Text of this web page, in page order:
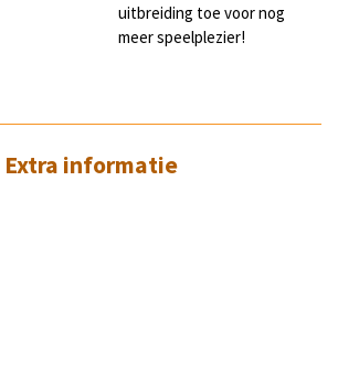
uitbreiding toe voor nog
meer speelplezier!
Extra informatie